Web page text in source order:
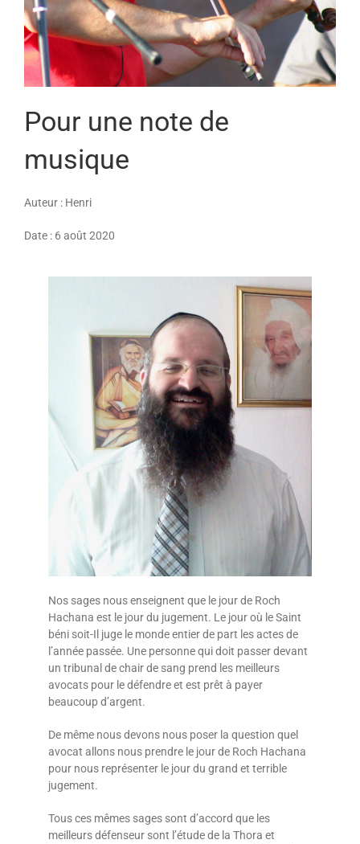
Pour une note de
musique
Auteur : Henri
Date : 6 août 2020
Nos sages nous enseignent que le jour de Roch
Hachana est le jour du jugement. Le jour où le Saint
béni soit-Il juge le monde entier de part les actes de
l’année passée. Une personne qui doit passer devant
un tribunal de chair de sang prend les meilleurs
avocats pour le défendre et est prêt à payer
beaucoup d’argent.
De même nous devons nous poser la question quel
avocat allons nous prendre le jour de Roch Hachana
pour nous représenter le jour du grand et terrible
jugement.
Tous ces mêmes sages sont d’accord que les
meilleurs défenseur sont l’étude de la Thora et